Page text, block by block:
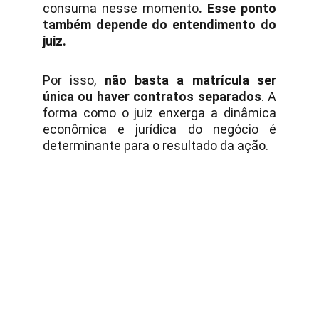
consuma nesse momento. Esse ponto
também depende do entendimento do
juiz.
Por isso, não basta a matrícula ser
única ou haver contratos separados. A
forma como o juiz enxerga a dinâmica
econômica e jurídica do negócio é
determinante para o resultado da ação.